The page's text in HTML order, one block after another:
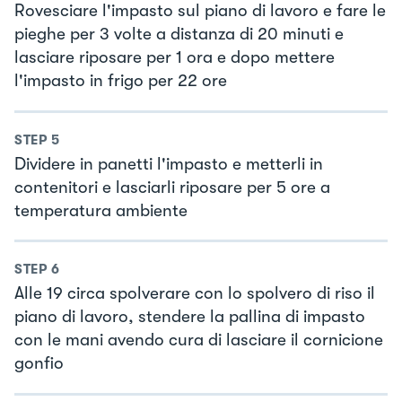
Rovesciare l'impasto sul piano di lavoro e fare le
pieghe per 3 volte a distanza di 20 minuti e
lasciare riposare per 1 ora e dopo mettere
l'impasto in frigo per 22 ore
STEP 5
Dividere in panetti l'impasto e metterli in
contenitori e lasciarli riposare per 5 ore a
temperatura ambiente
STEP 6
Alle 19 circa spolverare con lo spolvero di riso il
piano di lavoro, stendere la pallina di impasto
con le mani avendo cura di lasciare il cornicione
gonfio